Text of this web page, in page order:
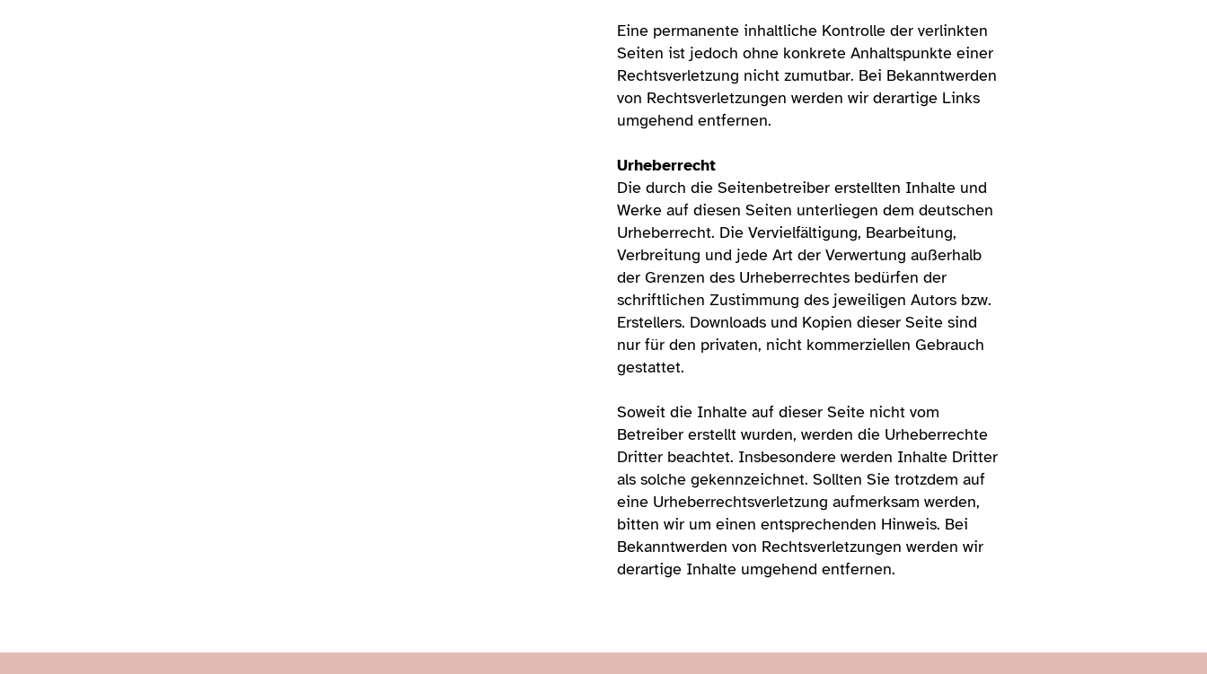
Eine permanente inhaltliche Kontrolle der verlinkten
Seiten ist jedoch ohne konkrete Anhaltspunkte einer
Rechtsverletzung nicht zumutbar. Bei Bekanntwerden
von Rechtsverletzungen werden wir derartige Links
umgehend entfernen.
Urheberrecht
Die durch die Seitenbetreiber erstellten Inhalte und
Werke auf diesen Seiten unterliegen dem deutschen
Urheberrecht. Die Vervielfältigung, Bearbeitung,
Verbreitung und jede Art der Verwertung außerhalb
der Grenzen des Urheberrechtes bedürfen der
schriftlichen Zustimmung des jeweiligen Autors bzw.
Erstellers. Downloads und Kopien dieser Seite sind
nur für den privaten, nicht kommerziellen Gebrauch
gestattet.
Soweit die Inhalte auf dieser Seite nicht vom
Betreiber erstellt wurden, werden die Urheberrechte
Dritter beachtet. Insbesondere werden Inhalte Dritter
als solche gekennzeichnet. Sollten Sie trotzdem auf
eine Urheberrechtsverletzung aufmerksam werden,
bitten wir um einen entsprechenden Hinweis. Bei
Bekanntwerden von Rechtsverletzungen werden wir
derartige Inhalte umgehend entfernen.